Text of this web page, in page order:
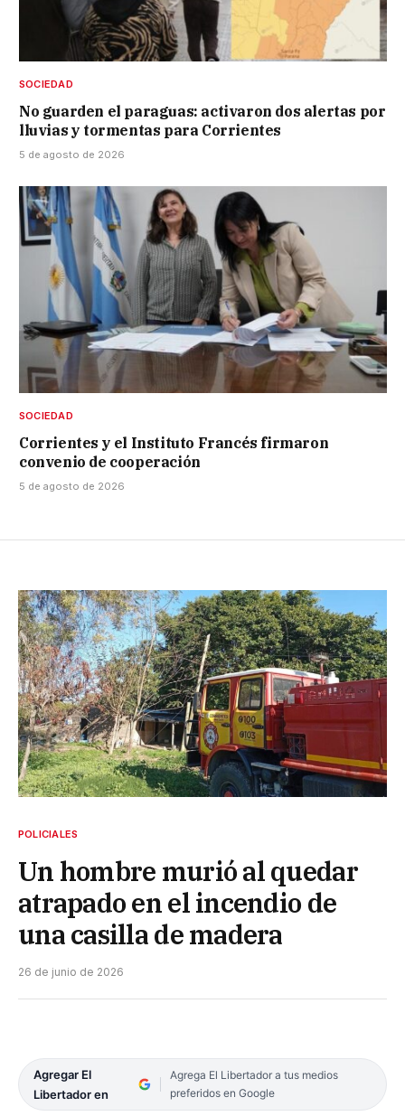
SOCIEDAD
No guarden el paraguas: activaron dos alertas por
lluvias y tormentas para Corrientes
5 de agosto de 2026
SOCIEDAD
Corrientes y el Instituto Francés firmaron
convenio de cooperación
5 de agosto de 2026
POLICIALES
Un hombre murió al quedar
atrapado en el incendio de
una casilla de madera
26 de junio de 2026
Agregar El
Libertador en
Agrega El Libertador a tus medios
preferidos en Google